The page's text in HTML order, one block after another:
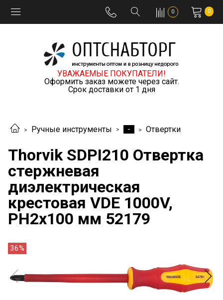
0 0
УВАЖАЕМЫЕ ПОКУПАТЕЛИ!
Оформить заказ можете через сайт.
Срок доставки от 1 дня
Ручные инструменты - Отвертки
Thorvik SDPI210 Отвертка
стержневая
диэлектрическая
крестовая VDE 1000V,
PH2x100 мм 52179
36%